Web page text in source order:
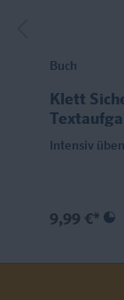
Buch
Klett
Intensiv
9,99 €*